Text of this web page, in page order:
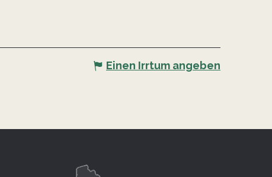
Einen Irrtum angeben